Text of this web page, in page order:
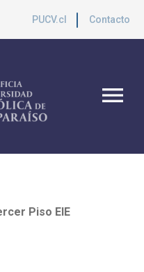
PUCV.cl Contacto
menu
Piso EIE